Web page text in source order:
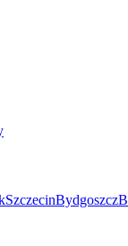
SzczecinBydgoszcz